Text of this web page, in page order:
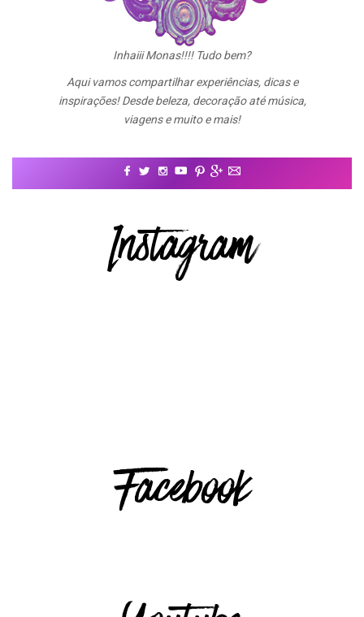
Inhaiii Monas!!!! Tudo bem?
Aqui vamos compartilhar experiências, dicas e
inspirações! Desde beleza, decoração até música,
viagens e muito e mais!
Instagram
Facebook